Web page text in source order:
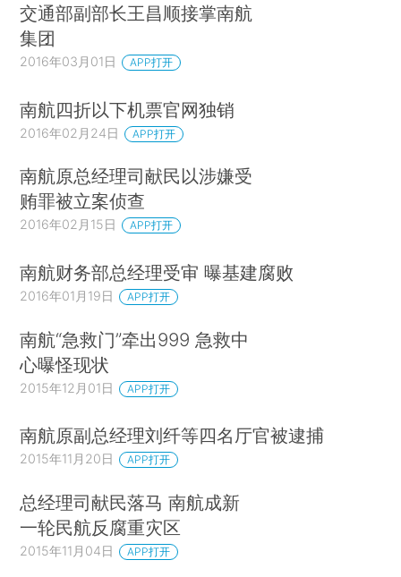
交通部副部长王昌顺接掌南航
集团
2016年03月01日 APP打开
南航四折以下机票官网独销
2016年02月24日 APP打开
南航原总经理司献民以涉嫌受
贿罪被立案侦查
2016年02月15日 APP打开
南航财务部总经理受审 曝基建腐败
2016年01月19日 APP打开
南航“急救门”牵出999 急救中
心曝怪现状
2015年12月01日 APP打开
南航原副总经理刘纤等四名厅官被逮捕
2015年11月20日 APP打开
总经理司献民落马 南航成新
一轮民航反腐重灾区
2015年11月04日 APP打开